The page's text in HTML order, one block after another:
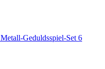
Metall-Geduldsspiel-Set 6